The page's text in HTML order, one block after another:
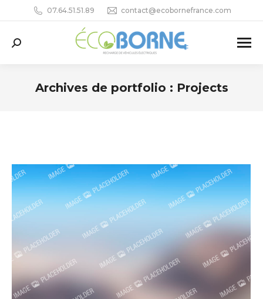
07.64.51.51.89 contact@ecobornefrance.com
Recherche
Archives de portfolio : Projects